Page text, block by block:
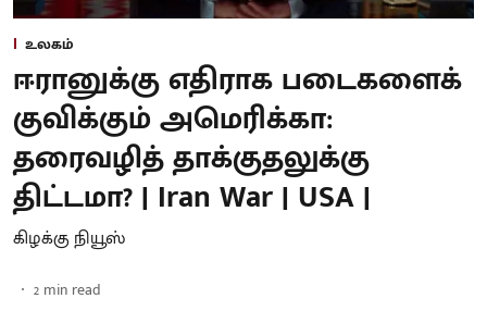
உலகம்
ஈரானுக்கு எதிராக படைகளைக்
குவிக்கும் அமெரிக்கா:
தரைவழித் தாக்குதலுக்கு
திட்டமா? | Iran War | USA |
கிழக்கு நியூஸ்
2 min read